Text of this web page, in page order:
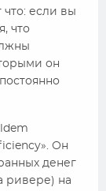
что: если вы
что
он
Он
денег
ривере) на